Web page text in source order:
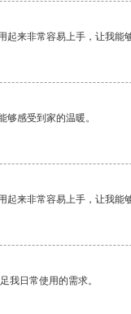
来非常容易上手，让我能
感受到家的温暖。
起来非常容易上手，让我能
我日常使用的需求。